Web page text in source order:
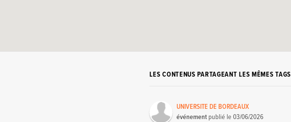
LES CONTENUS PARTAGEANT LES MÊMES TAGS
UNIVERSITE DE BORDEAUX
événement publié le03/06/2026